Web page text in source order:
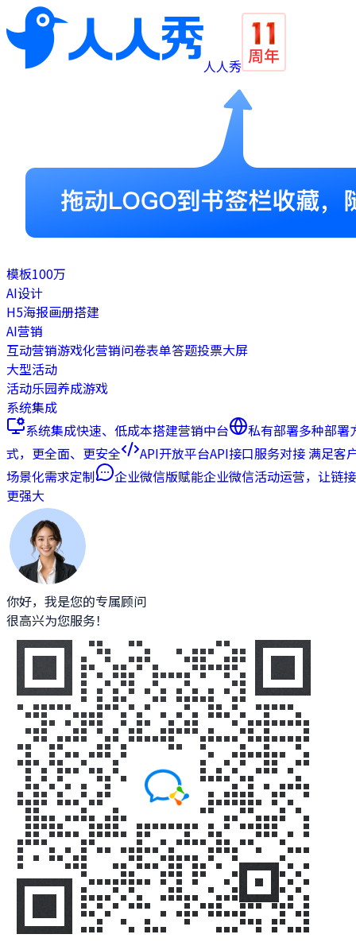
人人秀
模板100万
AI设计
H5海报画册搭建
AI营销
互动营销游戏化营销问卷表单答题投票大屏
大型活动
活动乐园养成游戏
系统集成
系统集成快速、低成本搭建营销中台 私有部署多种部署
式，更全面、更安全
API开放平台API接口服务对接 满足客
场景化需求定制
企业微信版赋能企业微信活动运营，让链接
更强大
你好，我是您的专属顾问
很高兴为您服务！